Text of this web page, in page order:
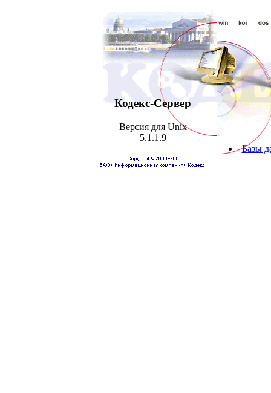
Кодекс-Сервер
Версия для Unix
5.1.1.9
Базы